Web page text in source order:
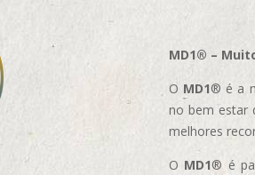
MD1® –
O MD1® é a
no bem estar
melhores
O MD1® é